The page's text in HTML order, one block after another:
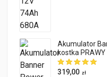
Akumulator
kostka PRAWY
319,00 zł